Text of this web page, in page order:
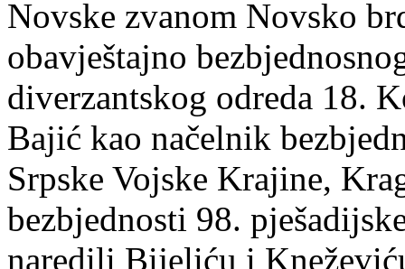
Novske zvanom Novsko
obavještajno
diverzantskog odreda 18.
Bajić kao načelnik
Srpske Vojske Krajine,
bezbjednosti 98.
naredili Bijeliću i